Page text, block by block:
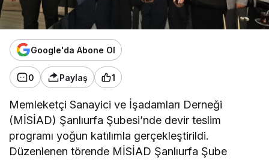
Google'da Abone Ol
0 Paylaş 1
Memleketçi Sanayici ve İşadamları Derneği
(MİSİAD) Şanlıurfa Şubesi’nde devir teslim
programı yoğun katılımla gerçekleştirildi.
Düzenlenen törende MİSİAD Şanlıurfa Şube